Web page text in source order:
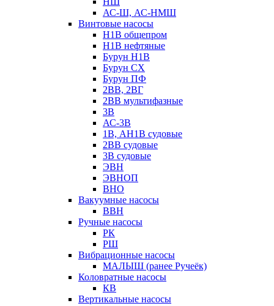
АС-Ш, АС-НМШ
Винтовые насосы
Н1В общепром
Н1В нефтяные
Бурун Н1В
Бурун СХ
Бурун ПФ
2ВВ, 2ВГ
2ВВ мультифазные
3В
АС-3В
1В, АН1В судовые
2ВВ судовые
3В судовые
ЭВН
ЭВНОП
ВНО
Вакуумные насосы
ВВН
Ручные насосы
РК
РШ
Вибрационные насосы
МАЛЫШ (ранее Ручеёк)
Коловратные насосы
КВ
Вертикальные насосы